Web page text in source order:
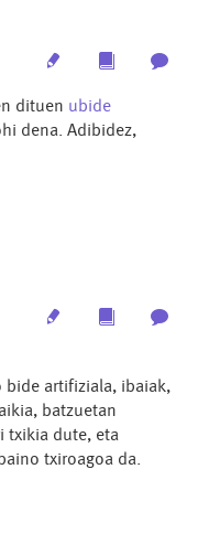
Multimedia
dituen ubide
dena. Adibidez,
Multimedia
bide artifiziala, ibaiak,
batzuetan
txikia dute, eta
txiroagoa da.